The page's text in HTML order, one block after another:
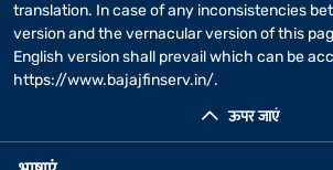
ऊपर जाएं
translation. In case of any inconsistencies
version and the vernacular version of this
English version shall prevail which can be
https://www.bajajfinserv.in/.